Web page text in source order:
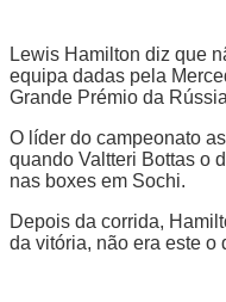
Lewis Hamilton diz que
equipa dadas pela
Grande Prémio da
O líder do campeonato
quando Valtteri Bottas o
nas boxes em Sochi.
Depois da corrida,
da vitória, não era este o